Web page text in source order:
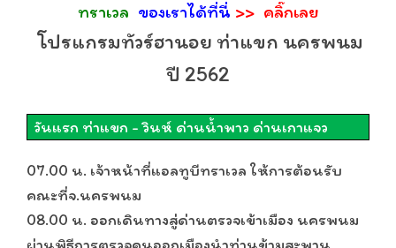
ทราเวล ของเราได้ที่นี่ >> คลิ๊กเลย
โปรแกรมทัวร์ฮานอย ท่าแขก นครพนม
ปี 2562
วันแรก ท่าแขก - วินห์ ด่านน้ำพาว ด่านเกาแจว
07.00 น. เจ้าหน้าที่แอลทูบีทราเวล ให้การต้อนรับ
คณะที่จ.นครพนม
08.00 น. ออกเดินทางสู่ด่านตรวจเข้าเมือง นครพนม